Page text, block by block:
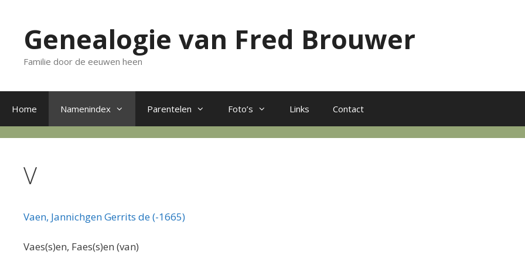
inhoudGenealogie van Fred Brouwer
Familie door de eeuwen heen
Home Namenindex Parentelen Foto’s Links Contact
V
Vaen, Jannichgen Gerrits de (-1665)
Vaes(s)en, Faes(s)en (van)